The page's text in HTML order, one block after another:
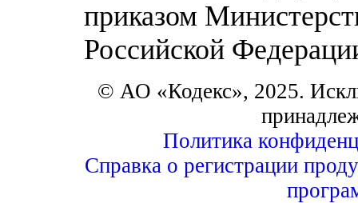
приказом
Российской
© АО «Кодекс», 2025.
Политика
Справка о регистрации